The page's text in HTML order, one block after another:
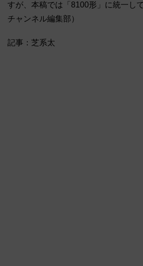
すが、本稿では「8100形」に統一し
チャンネル編集部）
記事：芝系太